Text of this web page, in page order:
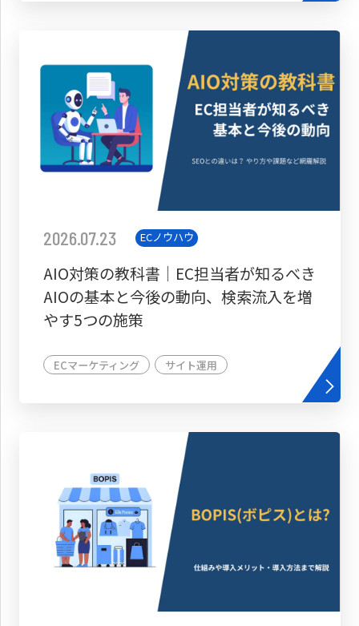
2026.07.23 ECノウハウ
AIO対策の教科書│EC担当者が知るべき
AIOの基本と今後の動向、検索流入を増
やす5つの施策
ECマーケティング サイト運用